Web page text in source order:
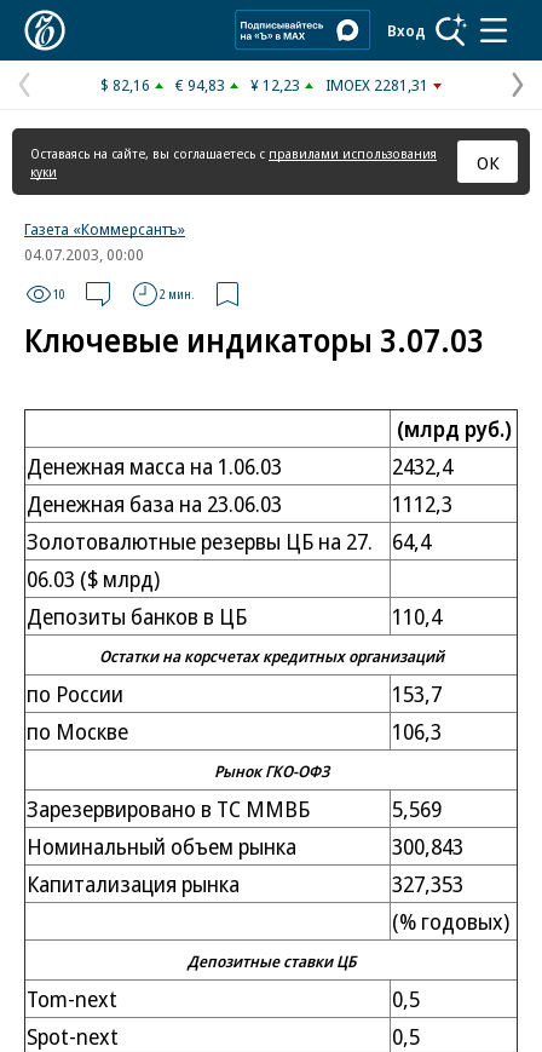
Вход
Предыдущая
страница
$ 82,16 € 94,83 ¥ 12,23 IMOEX 2281,31
Оставаясь на сайте, вы соглашаетесь с правилами использования
куки
ОК
Газета «Коммерсантъ»
04.07.2003, 00:00
10 2 мин.
Ключевые индикаторы 3.07.03
(млрд руб.)
Денежная масса на 1.06.03
2432,4
Денежная база на 23.06.03
1112,3
Золотовалютные резервы ЦБ на 27.
64,4
06.03 ($ млрд)
Депозиты банков в ЦБ
110,4
Остатки на корсчетах кредитных организаций
по России
153,7
по Москве
106,3
Рынок ГКО-ОФЗ
Зарезервировано в ТС ММВБ
5,569
Номинальный объем рынка
300,843
Капитализация рынка
327,353
(% годовых)
Депозитные ставки ЦБ
Tom-next
0,5
Spot-next
0,5